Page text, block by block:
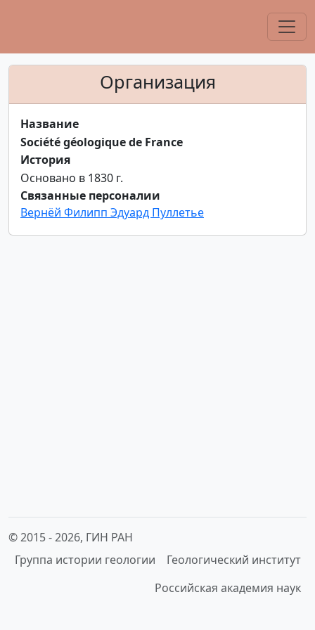
Организация
Название
Société géologique de France
История
Основано в 1830 г.
Связанные персоналии
Вернёй Филипп Эдуард Пуллетье
© 2015 -2026, ГИН РАН
Группа истории геологии
Геологический институт
Российская академия наук